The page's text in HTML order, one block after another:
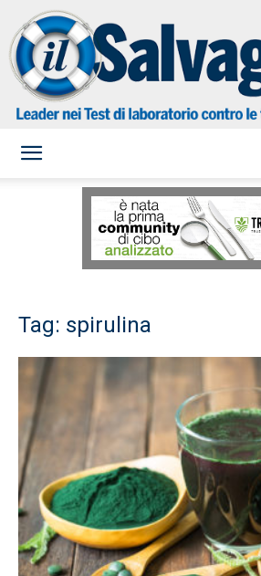
Salvagente
Tag: spirulina